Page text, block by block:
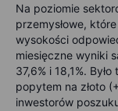
Na poziomie
przemysłowe,
wysokości
miesięczne wyniki
37,6% i 18,1%.
popytem na złoto
inwestorów